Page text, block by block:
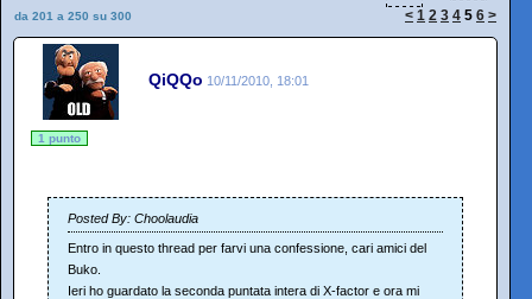
da 201 a 250 su 300 < 1 2 3 4 5 6 >
QiQQo 10/11/2010, 18:01
1 punto
Posted By: Choolaudia
Entro in questo thread per farvi una confessione, cari amici del
Buko.
Ieri ho guardato la seconda puntata intera di X-factor e ora mi